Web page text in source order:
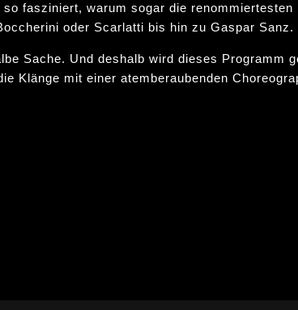
fasziniert, warum sogar die
oder Scarlatti bis hin zu Gaspar Sanz.
Sache. Und deshalb wird dieses Programm
Klänge mit einer atemberaubenden